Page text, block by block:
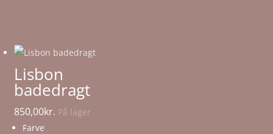
Lisbon
badedragt
850,00kr. På lager
Farve